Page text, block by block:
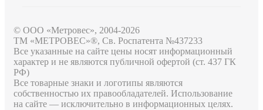
© ООО «Метровес», 2004-2026
ТМ «МЕТРОВЕС»®, Св. Роспатента №4​3​7​2​3​3
Все указанные на сайте цены носят информационный
характер и не являются публичной офертой (ст. 437 ГК
РФ)
Все товарные знаки и логотипы являются
собственностью их правообладателей. Использование
на сайте — исключительно в информационных целях.